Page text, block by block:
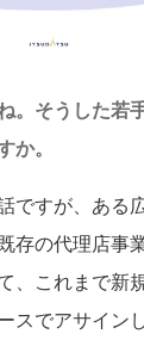
そうした若
か。
ですが、ある
存の代理店事
、これまで新
スでアサイン